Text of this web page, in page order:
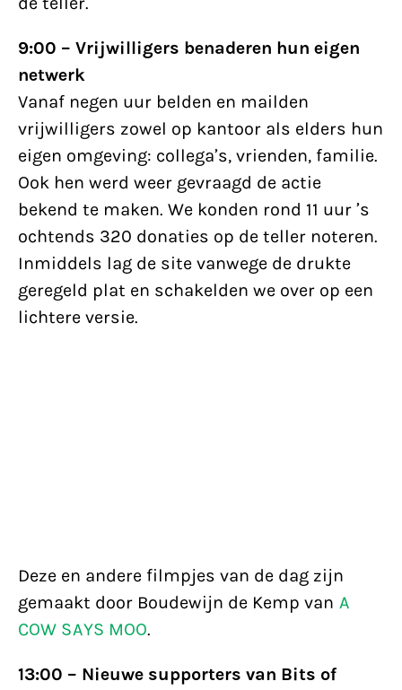
9:00 – Vrijwilligers benaderen hun eigen
netwerk
Vanaf negen uur belden en mailden
vrijwilligers zowel op kantoor als elders hun
eigen omgeving: collega’s, vrienden, familie.
Ook hen werd weer gevraagd de actie
bekend te maken. We konden rond 11 uur ’s
ochtends 320 donaties op de teller noteren.
Inmiddels lag de site vanwege de drukte
geregeld plat en schakelden we over op een
lichtere versie.
Deze en andere filmpjes van de dag zijn
gemaakt door Boudewijn de Kemp van A
COW SAYS MOO.
13:00 – Nieuwe supporters van Bits of